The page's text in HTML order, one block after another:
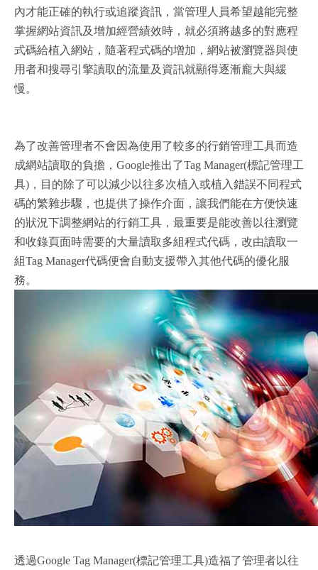
內才能正確的執行或追蹤資訊，當管理人員希望越能完整
掌握網站資訊及增加經營績效時，就必須將越多的對應程
式碼給植入網站，隨著程式碼的增加，網站被瀏覽器與使
用者和搜尋引擎讀取的流量及資訊就顯得逐漸龐大與緩
慢。
為了改善管理者不會因為使用了較多的行銷管理工具而造
成網站讀取的負擔，Google推出了Tag Manager(標記管理工
具)，目的除了可以減少以往多次植入或植入錯誤不同程式
碼的繁雜步驟，也提供了操作介面，讓我們能在方便快速
的狀況下調整網站的行銷工具，最重要是能改善以往瀏覽
和收錄頁面時需要的大量讀取多組程式代碼，改由讀取一
組Tag Manager代碼便會自動支援帶入其他代碼的優化服
務。
透過Google Tag Manager(標記管理工具)造福了管理者以往